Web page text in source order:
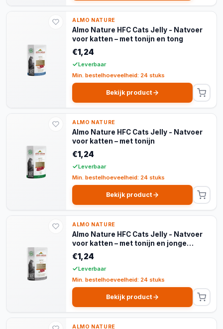
ALMO NATURE
Almo Nature HFC Cats Jelly - Natvoer
voor katten – met tonijn en tong
€1,24
Leverbaar
Min. bestelhoeveelheid: 24 stuks
Bekijk product
ALMO NATURE
Almo Nature HFC Cats Jelly - Natvoer
voor katten – met tonijn
€1,24
Leverbaar
Min. bestelhoeveelheid: 24 stuks
Bekijk product
ALMO NATURE
Almo Nature HFC Cats Jelly - Natvoer
voor katten – met tonijn en jonge
ansjovis
€1,24
Leverbaar
Min. bestelhoeveelheid: 24 stuks
Bekijk product
ALMO NATURE